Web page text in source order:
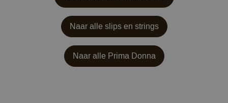
Naar alle slips en strings
Naar alle Prima Donna